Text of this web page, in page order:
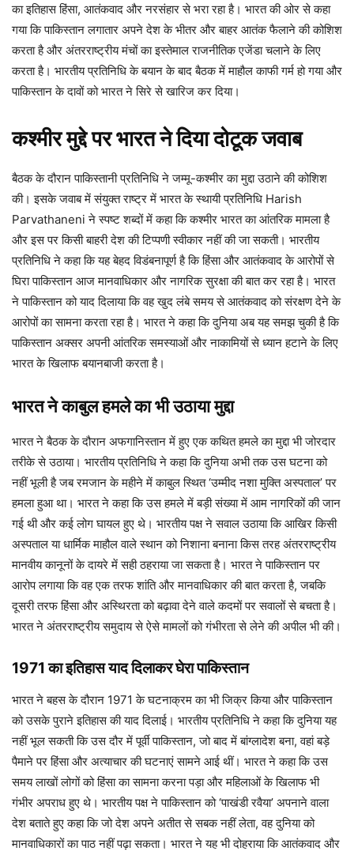
का इतिहास हिंसा, आतंकवाद और नरसंहार से भरा रहा है। भारत की ओर से कहा
गया कि पाकिस्तान लगातार अपने देश के भीतर और बाहर आतंक फैलाने की कोशिश
करता है और अंतरराष्ट्रीय मंचों का इस्तेमाल राजनीतिक एजेंडा चलाने के लिए
करता है। भारतीय प्रतिनिधि के बयान के बाद बैठक में माहौल काफी गर्म हो गया और
पाकिस्तान के दावों को भारत ने सिरे से खारिज कर दिया।
कश्मीर मुद्दे पर भारत ने दिया दोटूक जवाब
बैठक के दौरान पाकिस्तानी प्रतिनिधि ने जम्मू-कश्मीर का मुद्दा उठाने की कोशिश
की। इसके जवाब में संयुक्त राष्ट्र में भारत के स्थायी प्रतिनिधि Harish
Parvathaneni ने स्पष्ट शब्दों में कहा कि कश्मीर भारत का आंतरिक मामला है
और इस पर किसी बाहरी देश की टिप्पणी स्वीकार नहीं की जा सकती। भारतीय
प्रतिनिधि ने कहा कि यह बेहद विडंबनापूर्ण है कि हिंसा और आतंकवाद के आरोपों से
घिरा पाकिस्तान आज मानवाधिकार और नागरिक सुरक्षा की बात कर रहा है। भारत
ने पाकिस्तान को याद दिलाया कि वह खुद लंबे समय से आतंकवाद को संरक्षण देने के
आरोपों का सामना करता रहा है। भारत ने कहा कि दुनिया अब यह समझ चुकी है कि
पाकिस्तान अक्सर अपनी आंतरिक समस्याओं और नाकामियों से ध्यान हटाने के लिए
भारत के खिलाफ बयानबाजी करता है।
भारत ने काबुल हमले का भी उठाया मुद्दा
भारत ने बैठक के दौरान अफगानिस्तान में हुए एक कथित हमले का मुद्दा भी जोरदार
तरीके से उठाया। भारतीय प्रतिनिधि ने कहा कि दुनिया अभी तक उस घटना को
नहीं भूली है जब रमजान के महीने में काबुल स्थित ‘उम्मीद नशा मुक्ति अस्पताल’ पर
हमला हुआ था। भारत ने कहा कि उस हमले में बड़ी संख्या में आम नागरिकों की जान
गई थी और कई लोग घायल हुए थे। भारतीय पक्ष ने सवाल उठाया कि आखिर किसी
अस्पताल या धार्मिक माहौल वाले स्थान को निशाना बनाना किस तरह अंतरराष्ट्रीय
मानवीय कानूनों के दायरे में सही ठहराया जा सकता है। भारत ने पाकिस्तान पर
आरोप लगाया कि वह एक तरफ शांति और मानवाधिकार की बात करता है, जबकि
दूसरी तरफ हिंसा और अस्थिरता को बढ़ावा देने वाले कदमों पर सवालों से बचता है।
भारत ने अंतरराष्ट्रीय समुदाय से ऐसे मामलों को गंभीरता से लेने की अपील भी की।
1971 का इतिहास याद दिलाकर घेरा पाकिस्तान
भारत ने बहस के दौरान 1971 के घटनाक्रम का भी जिक्र किया और पाकिस्तान
को उसके पुराने इतिहास की याद दिलाई। भारतीय प्रतिनिधि ने कहा कि दुनिया यह
नहीं भूल सकती कि उस दौर में पूर्वी पाकिस्तान, जो बाद में बांग्लादेश बना, वहां बड़े
पैमाने पर हिंसा और अत्याचार की घटनाएं सामने आई थीं। भारत ने कहा कि उस
समय लाखों लोगों को हिंसा का सामना करना पड़ा और महिलाओं के खिलाफ भी
गंभीर अपराध हुए थे। भारतीय पक्ष ने पाकिस्तान को ‘पाखंडी रवैया’ अपनाने वाला
देश बताते हुए कहा कि जो देश अपने अतीत से सबक नहीं लेता, वह दुनिया को
मानवाधिकारों का पाठ नहीं पढ़ा सकता। भारत ने यह भी दोहराया कि आतंकवाद और